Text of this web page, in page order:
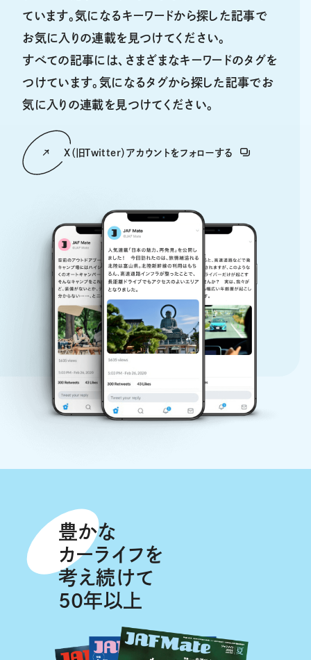
ています。気になるキーワードから探した記事で
お気に入りの連載を見つけてください。
すべての記事には、さまざまなキーワードのタグを
つけています。気になるタグから探した記事でお
気に入りの連載を見つけてください。
X（旧Twitter）アカウントをフォローする
豊かな
カーライフを
考え続けて
50年以上